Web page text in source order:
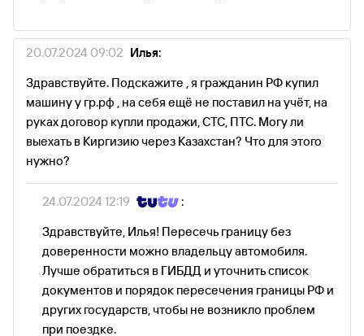
20.07.2024 09:02 Илья:
Здравствуйте. Подскажите , я гражданин РФ купил
машину у гр.рф , на себя ещё не поставил на учёт, на
руках договор купли продажи, СТС, ПТС. Могу ли
выехать в Киргизию через Казахстан? Что для этого
нужно?
24.07.2024 12:19
:
Здравствуйте, Илья! Пересечь границу без
доверенности можно владельцу автомобиля.
Лучше обратиться в ГИБДД и уточнить список
документов и порядок пересечения границы РФ и
других государств, чтобы не возникло проблем
при поездке.